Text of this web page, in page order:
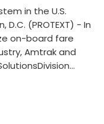
in the U.S.
(PROTEXT) - In
on-board fare
Amtrak and